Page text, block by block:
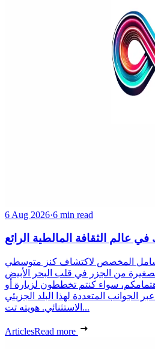
6 Aug 2026·6 min read
عالم الثقافة المالطية الرائع
المخصص لاكتشاف كنز متوسطي
من الجزر في قلب البحر الأبيض
سواء كنتم تخططون لزيارة أو
الجوانب المتعددة لهذا البلد الجزيئي
الاستثنائي. هويته تت...
ArticlesRead more